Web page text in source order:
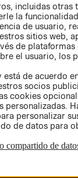
AVISO DE
PRIVACIDAD
GIFT CARD
AVISO DE
incluidas otras
la
de usuario,
sitios web,
de plataformas
el usuario, los
está de acuerdo
socios
cookies
personalizadas.
personalizar
de datos para
compartido de